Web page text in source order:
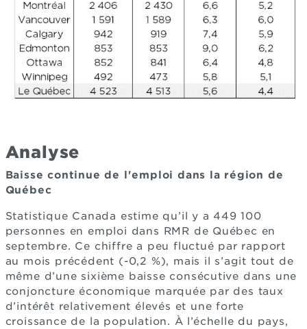
Analyse
Baisse continue de l'emploi dans la région de
Québec
Statistique Canada estime qu’il y a 449 100
personnes en emploi dans RMR de Québec en
septembre. Ce chiffre a peu fluctué par rapport
au mois précédent (-0,2 %), mais il s’agit tout de
même d’une sixième baisse consécutive dans une
conjoncture économique marquée par des taux
d’intérêt relativement élevés et une forte
croissance de la population. À l’échelle du pays,